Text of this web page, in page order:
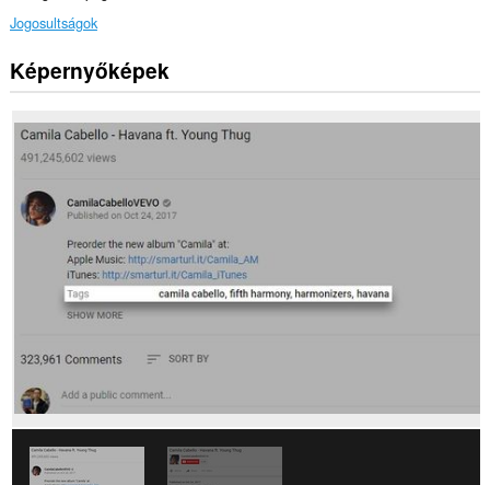
Jogosultságok
Ez
a
hozzáfér
az
adatához
webhelyen.
Képernyőképek